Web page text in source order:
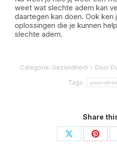
weet wat slechte adem kan
daartegen kan doen. Ook ken
oplossingen die je kunnen
slechte adem.
Categorie: Gezondheid Door
Tags:
Share
Deel
Deel